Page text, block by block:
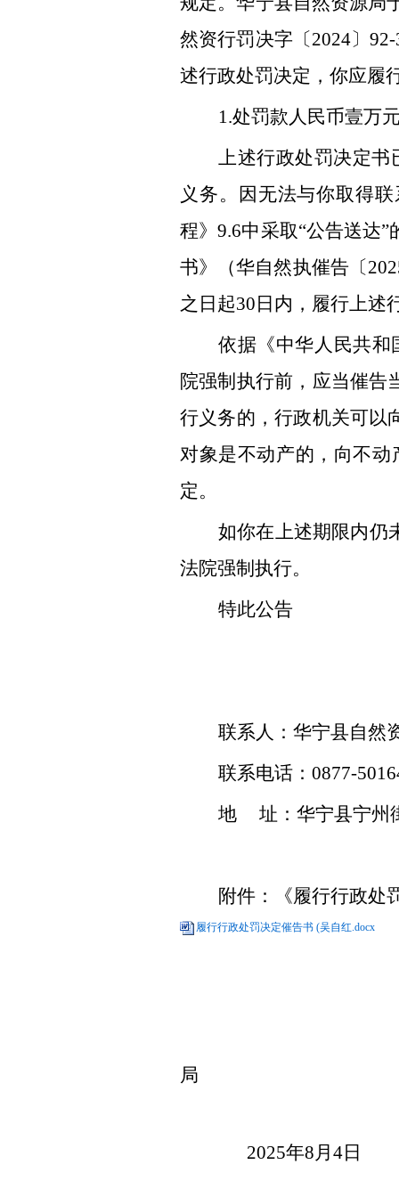
然资行罚决字〔2024〕92-
述行政处罚决定，你应履
1.处罚款人民币壹万
上述行政处罚决定书
义务。因无法与你取得
程》9.6中采取“公告送达”
书》（华自然执催告〔
之日起30 日内，履行上述
依据 《中华人民共
院强制执行前，应当催告
行义务的，行政机关可以
对象是不动产的，向不
定。
如你在上述期限内仍
法院强制执行。
特此公告
联系人：华宁县自然
联系电话： 0877-
地
址：华宁县宁州
附件： 《履行行政
履行行政处罚决定催告书 (吴自红.docx
局
2025年8月 4日